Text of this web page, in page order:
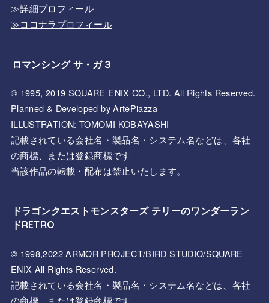
≫詳細プロフィール
≫ココナラプロフィール
ロマンシング サ・ガ３
© 1995, 2019 SQUARE ENIX CO., LTD. All Rights Reserved.
Planned & Developed by ArtePiazza
ILLUSTRATION: TOMOMI KOBAYASHI
記載されている会社名・製品名・システム名などは、各社
の商標、または登録商標です
当該作品の転載・配布は禁止いたします。
ドラゴンクエストモンスターズ テリーのワンダーラン
ドRETRO
© 1998,2022 ARMOR PROJECT/BIRD STUDIO/SQUARE
ENIX All Rights Reserved.
記載されている会社名・製品名・システム名などは、各社
の商標、または登録商標です